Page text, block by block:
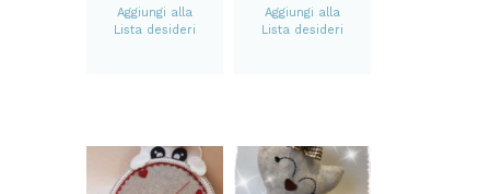
Aggiungi alla
Lista desideri
Aggiungi alla
Lista desideri